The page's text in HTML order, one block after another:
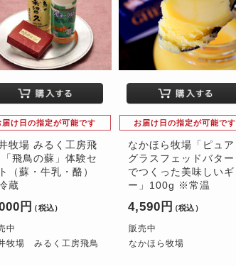
届け日の指定が可能です
牧場 みるく工房飛
飛鳥の蘇」体験セ
（蘇・牛乳・酪）
蔵
円 （税込）
中
牧場 みるく工房飛鳥
お届け日の指定が可能です
なかほら牧場「ピュア
グラスフェッドバター
でつくった美味しいギ
ー」100g ※常温
4,590円（税込）
販売中
なかほら牧場